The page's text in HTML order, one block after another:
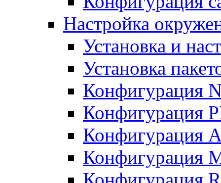
Настройка
Установка и
Установка
Конфигурация
Конфигурация
Конфигурация
Конфигурация